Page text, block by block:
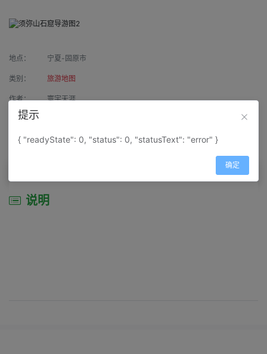
地点： 宁夏-固原市
类别： 旅游地图
作者： 寰宇天涯
来源：
属性： 地图属性： 地图类型-景区导游图
说明
提示
{ "readyState": 0, "status": 0, "statusText": "error" }
确定